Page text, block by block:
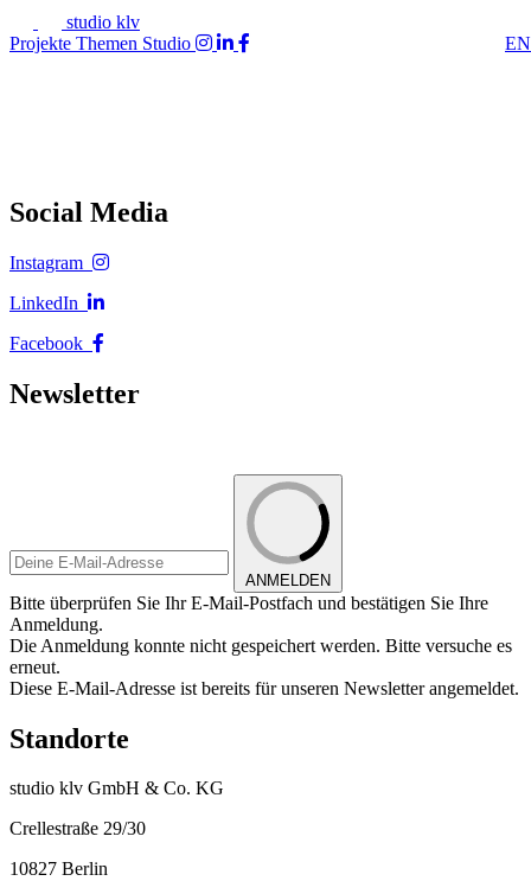
studio klv
Projekte Themen Studio EN
Social Media
Instagram
LinkedIn
Facebook
Newsletter
ANMELDEN
Bitte überprüfen Sie Ihr E-Mail-Postfach und bestätigen Sie Ihre
Anmeldung.
Die Anmeldung konnte nicht gespeichert werden. Bitte versuche es
erneut.
Diese E-Mail-Adresse ist bereits für unseren Newsletter angemeldet.
Standorte
studio klv GmbH & Co. KG
Crellestraße 29/30
10827 Berlin